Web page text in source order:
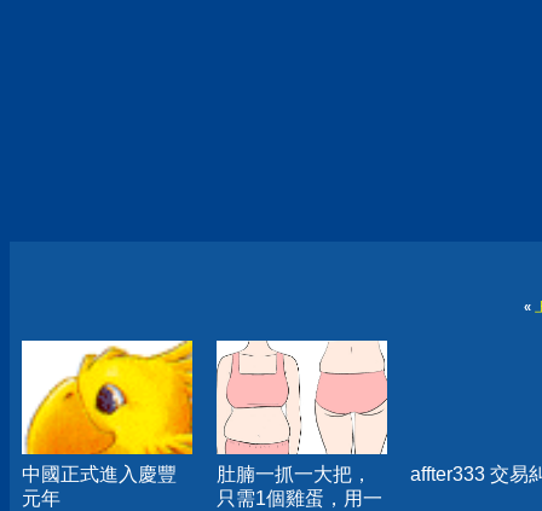
«
中國正式進入慶豐
元年
肚腩一抓一大把，
只需1個雞蛋，用一
affter333 交易